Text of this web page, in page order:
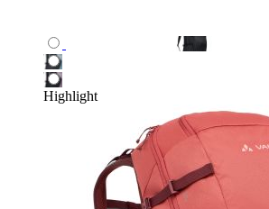
Highlight